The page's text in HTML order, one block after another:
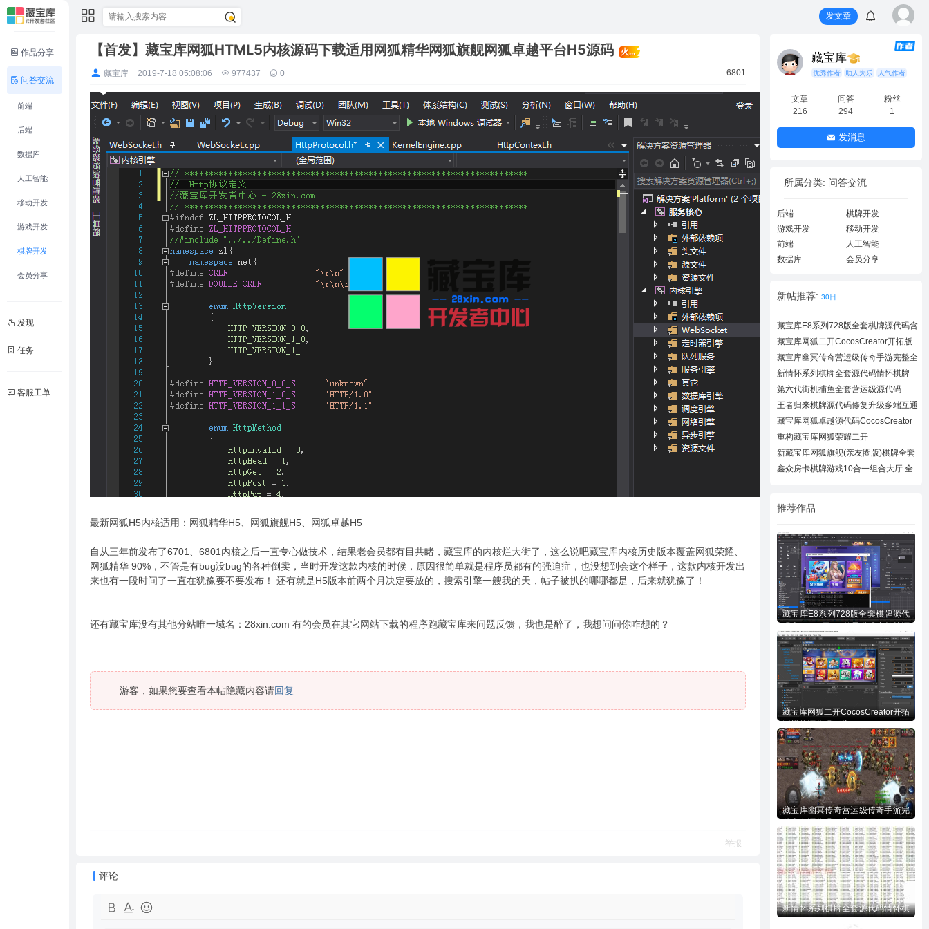
作品分享
问答交流
前端
后端
数据库
人工智能
移动开发
游戏开发
棋牌开发
会员分享
发现
任务
客服工单
发文章
【首发】藏宝库网狐HTML5内核源码下载适用网狐精华网狐旗舰网狐卓越平台H5源码 火...
6801
藏宝库 2019-7-18 05:08:06 977437 0
最新网狐H5内核适用：网狐精华H5、网狐旗舰H5、网狐卓越H5
自从三年前发布了6701、6801内核之后一直专心做技术，结果老会员都有目共睹，藏宝库的内核烂大街了，这么说吧藏宝库内核历史版本覆盖网狐荣耀、
网狐精华 90%，不管是有bug没bug的各种倒卖，当时开发这款内核的时候，原因很简单就是程序员都有的强迫症，也没想到会这个样子，这款内核开发出
来也有一段时间了一直在犹豫要不要发布！ 还有就是H5版本前两个月决定要放的，搜索引擎一艘我的天，帖子被扒的哪哪都是，后来就犹豫了！
还有藏宝库没有其他分站唯一域名：28xin.com 有的会员在其它网站下载的程序跑藏宝库来问题反馈，我也是醉了，我想问问你咋想的？
游客，如果您要查看本帖隐藏内容请回复
举报
评论
藏宝库
优秀作者 助人为乐 人气作者
文章
216
问答
294
粉丝
1
发消息
所属分类: 问答交流
后端
棋牌开发
游戏开发
移动开发
前端
人工智能
数据库
会员分享
新帖推荐: 30日
藏宝库E8系列728版全套棋牌源代码含
728UI工
藏宝库网狐二开CocosCreator开拓版
棋牌源代
藏宝库幽冥传奇营运级传奇手游完整全
套源代
新情怀系列棋牌全套源代码情怀棋牌
700+子游
第六代街机捕鱼全套营运级源代码
Creator跨
王者归来棋牌源代码修复升级多端互通
近百款
藏宝库网狐卓越源代码CocosCreator
卓越版全
重构藏宝库网狐荣耀二开
CocosCreator开拓版
新藏宝库网狐旗舰(亲友圈版)棋牌全套
源码下
鑫众房卡棋牌游戏10合一组合大厅 全
推荐作品
藏宝库E8系列728版全套棋牌源代
码下载
藏宝库网狐二开CocosCreator开拓
藏宝库幽冥传奇营运级传奇手游完
新情怀系列棋牌全套源代码情怀棋